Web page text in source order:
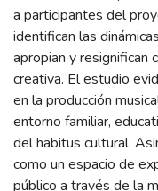
a participantes del
identifican las
apropian y resignifican
creativa. El estudio
en la producción
entorno familiar,
del habitus cultural.
como un espacio de
público a través de la